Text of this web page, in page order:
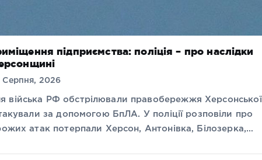
підприємства: поліція – про наслідки
Серпня, 2026
війська РФ обстрілювали правобережжя Херсонської
за допомогою БпЛА. У поліції розповіли про
атак потерпали Херсон, Антонівка, Білозерка,…